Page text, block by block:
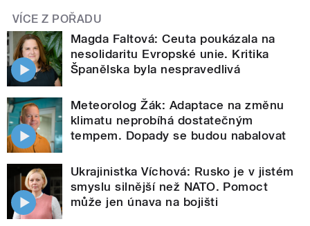
VÍCE Z POŘADU
Magda Faltová: Ceuta poukázala na
nesolidaritu Evropské unie. Kritika
Španělska byla nespravedlivá
Meteorolog Žák: Adaptace na změnu
klimatu neprobíhá dostatečným
tempem. Dopady se budou nabalovat
Ukrajinistka Víchová: Rusko je v jistém
smyslu silnější než NATO. Pomoct
může jen únava na bojišti